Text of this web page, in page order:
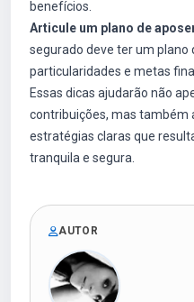
benefícios.
Articule um plano de
segurado deve ter um plano
particularidades e metas
Essas dicas ajudarão não
contribuições, mas também
estratégias claras que
tranquila e segura.
AUTOR